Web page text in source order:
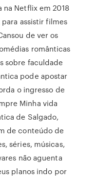
Netflix em 2018
assistir filmes
de ver os
românticas
sobre faculdade
pode apostar
o ingresso de
Minha vida
de Salgado,
de conteúdo de
séries, músicas,
não aguenta
planos indo por